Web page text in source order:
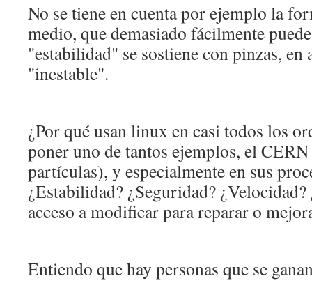
No se tiene en cuenta por ejemplo la
medio, que demasiado fácilmente
"estabilidad" se sostiene con pinzas, en
"inestable".
¿Por qué usan linux en casi todos los
poner uno de tantos ejemplos, el
partículas), y especialmente en sus
¿Estabilidad? ¿Seguridad?
acceso a modificar para reparar o
Entiendo que hay personas que se